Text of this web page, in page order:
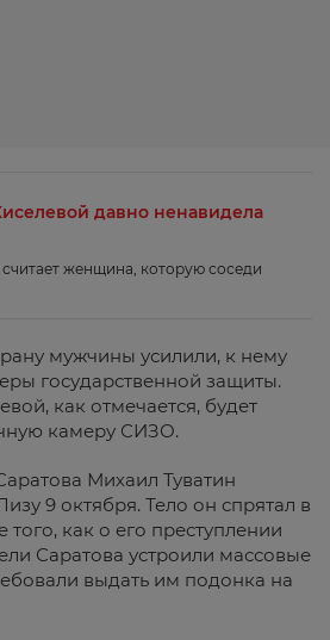
давно ненавидела
женщина, которую соседи
мужчины усилили, к нему
государственной защиты.
как отмечается, будет
камеру СИЗО.
Михаил Туватин
9 октября. Тело он спрятал в
как о его преступлении
Саратова устроили массовые
выдать им подонка на